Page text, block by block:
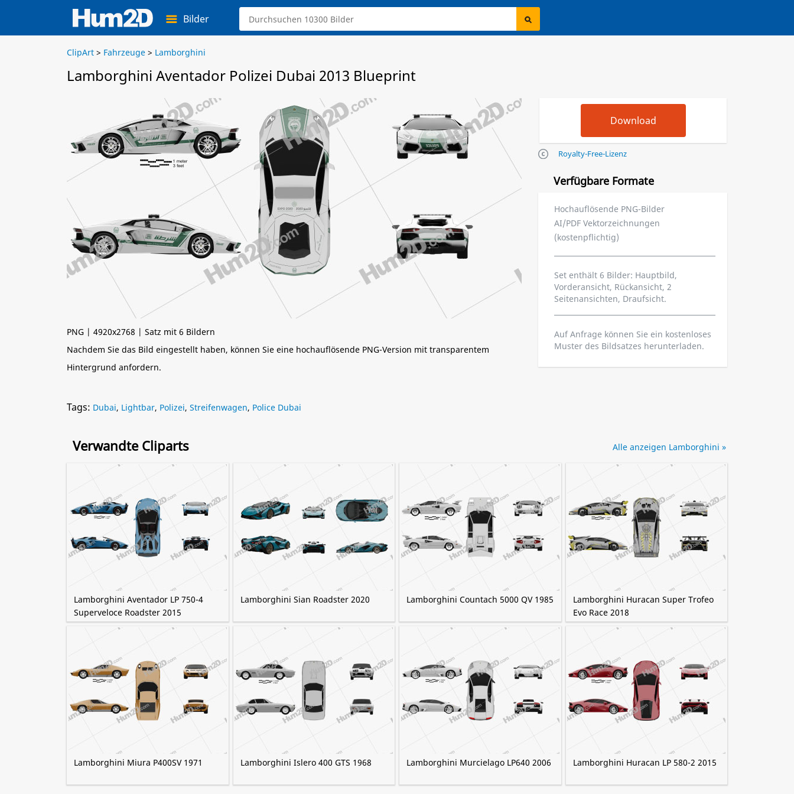
Bilder
ClipArt > Fahrzeuge > Lamborghini
Lamborghini Aventador Polizei Dubai 2013 Blueprint
PNG | 4920x2768 | Satz mit 6 Bildern
Nachdem Sie das Bild eingestellt haben, können Sie eine hochauflösende PNG-Version mit transparentem
Hintergrund anfordern.
Royalty-Free-Lizenz
Verfügbare Formate
Hochauflösende PNG-Bilder
AI/PDF Vektorzeichnungen
(kostenpflichtig)
Set enthält 6 Bilder: Hauptbild,
Vorderansicht, Rückansicht, 2
Seitenansichten, Draufsicht.
Auf Anfrage können Sie ein kostenloses
Muster des Bildsatzes herunterladen.
Tags: Dubai, Lightbar, Polizei, Streifenwagen, Police Dubai
Verwandte Cliparts
Lamborghini Aventador LP 750-4
Superveloce Roadster 2015
Lamborghini Sian Roadster 2020 Lamborghini Countach 5000 QV 1985
Lamborghini Huracan Super Trofeo
Evo Race 2018
Lamborghini Miura P400SV 1971 Lamborghini Islero 400 GTS 1968 Lamborghini Murcielago LP640 2006 Lamborghini Huracan LP 580-2 2015
Alle anzeigen Lamborghini »